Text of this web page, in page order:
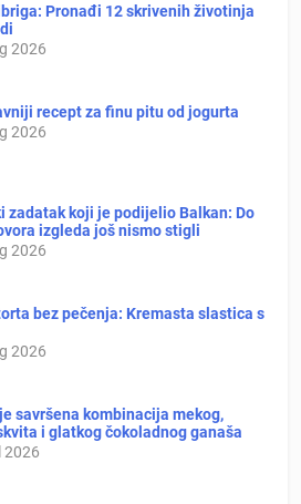
Pronađi 12 skrivenih životinja
2026
recept za finu pitu od jogurta
2026
zadatak koji je podijelio Balkan: Do
izgleda još nismo stigli
2026
bez pečenja: Kremasta slastica s
2026
savršena kombinacija mekog,
i glatkog čokoladnog ganaša
2026